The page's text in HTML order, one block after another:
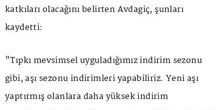
katkıları olacağını belirten Avdagiç, şunları
kaydetti:
"Tıpkı mevsimsel uyguladığımız indirim sezonu
gibi, aşı sezonu indirimleri yapabiliriz. Yeni aşı
yaptırmış olanlara daha yüksek indirim